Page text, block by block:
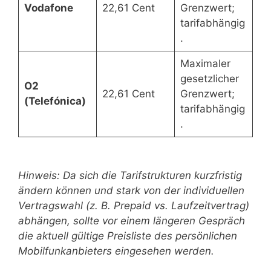
Vodafone 22,61 Cent
Grenzwert;
tarifabhängig
.
O2
(Telefónica)
22,61 Cent
Maximaler
gesetzlicher
Grenzwert;
tarifabhängig
.
Hinweis: Da sich die Tarifstrukturen kurzfristig
ändern können und stark von der individuellen
Vertragswahl (z. B. Prepaid vs. Laufzeitvertrag)
abhängen, sollte vor einem längeren Gespräch
die aktuell gültige Preisliste des persönlichen
Mobilfunkanbieters eingesehen werden.